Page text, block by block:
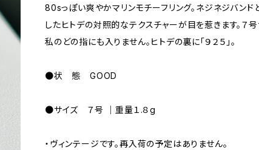
80sっぽい爽やかマリンモチーフリング。ネジネジバンド
したヒトデの対照的なテクスチャーが目を惹きます。７
私のどの指にも入りません。ヒトデの裏に「９２５」。
●状 態 GOOD
●サイズ ７号 ｜重量１.８g
・ヴィンテージです。再入荷の予定はありません。